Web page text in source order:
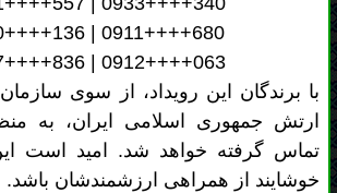
خوشایند از همراهی ارزشمندشان باشد.
11:46
ثبت نظر: 0 نظر ثبت
شده
نفر)